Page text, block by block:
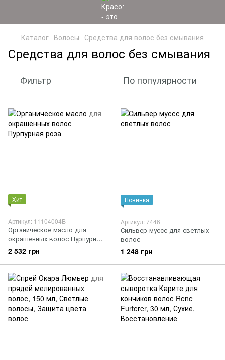
Каталог Волосы Средства для волос без смывания
Средства для волос без смывания
Фильтр По популярности
Хит
Артикул: 11104004B
Органическое масло для
окрашенных волос Пурпурная
роза
2 532 грн
Новинка
Артикул: 7446
Сильвер муссс для светлых
волос
1 248 грн